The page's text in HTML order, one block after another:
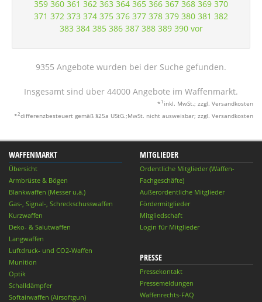
359 360 361 362 363 364 365 366 367 368 369 370
371 372 373 374 375 376 377 378 379 380 381 382
383 384 385 386 387 388 389 390 vor
9355 Angebote wurden bei der Suche gefunden.
Insgesamt sind über 44000 Angebote im Waffenmarkt.
* 1 inkl. MwSt.; zzgl. Versandkosten
*2differenzbesteuert gemäß §25a UStG.;MwSt. nicht ausweisbar; zzgl. Versandkosten
WAFFENMARKT
Übersicht
Armbrüste & Bögen
Blankwaffen (Messer u.ä.)
Gas-, Signal-, Schreckschusswaffen
Kurzwaffen
Deko- & Salutwaffen
Langwaffen
Luftdruck- und CO2-Waffen
Munition
Optik
Schalldämpfer
Softairwaffen (Airsoftgun)
MITGLIEDER
Ordentliche Mitglieder (Waffen-
Fachgeschäfte)
Außerordentliche Mitglieder
Fördermitglieder
Mitgliedschaft
Login für Mitglieder
PRESSE
Pressekontakt
Pressemeldungen
Waffenrechts-FAQ